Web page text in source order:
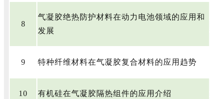
8
气凝胶绝热防护材料在动力电池领域的应用和
发展
9 特种纤维材料在气凝胶复合材料的应用趋势
10 有机硅在气凝胶隔热组件的应用介绍